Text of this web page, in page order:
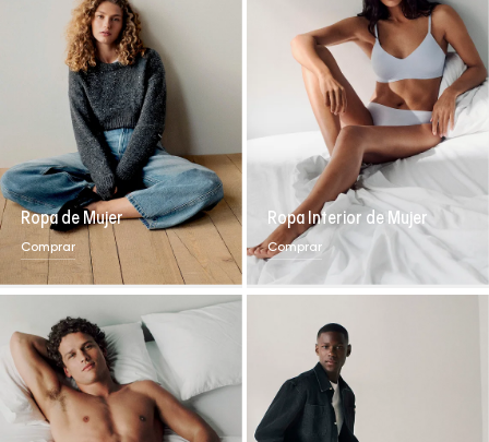
Ropa de Mujer
Comprar
Ropa Interior de Mujer
Comprar